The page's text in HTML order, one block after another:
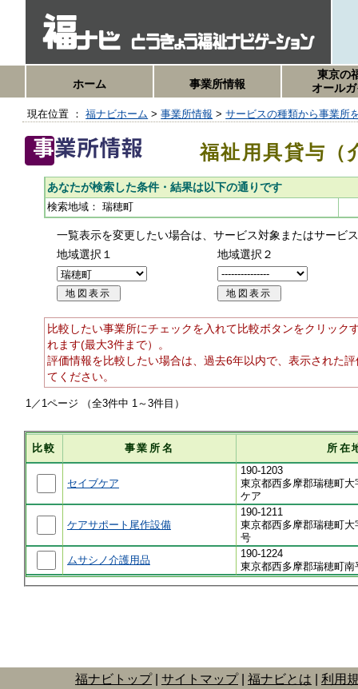
ホーム 事業所情報
東京の
オール
現在位置 ：福ナビホーム >事業所情報 >サービスの種類から事業所
福祉用具貸与（
あなたが検索した条件・結果は以下の通りです
検索地域： 瑞穂町
一覧表示を変更したい場合は、サービス対象またはサービ
地域選択１
地域選択２
比較したい事業所にチェックを入れて比較ボタンをクリック
れます(最大3件まで）。
評価情報を比較したい場合は、過去6年以内で、表示された
てください。
1／1ページ （全3件中 1～3件目）
比較 事業所名 所在
セイブケア
190-1203
東京都西多摩郡瑞穂町
ケア
ケアサポート尾作設備
190-1211
東京都西多摩郡瑞穂町大
号
ムサシノ介護用品
190-1224
東京都西多摩郡瑞穂町
福ナビトップ サイトマップ 福ナビとは
利用